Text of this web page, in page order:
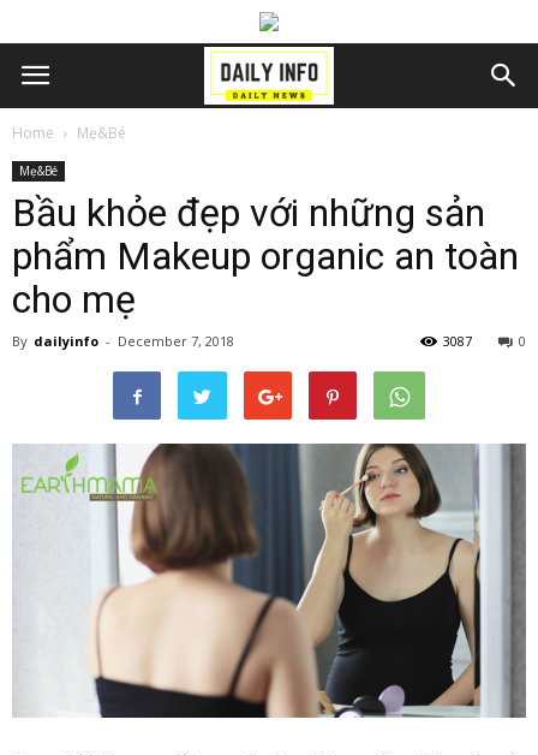
Home Mẹ&Bé
Mẹ&Bé
Bầu khỏe đẹp với những sản
phẩm Makeup organic an toàn
cho mẹ
By dailyinfo - December 7, 2018 0
3087